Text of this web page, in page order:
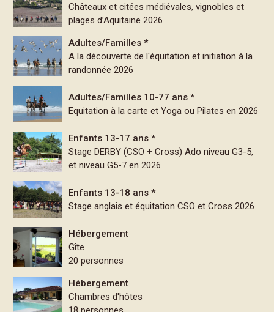
Châteaux et citées médiévales, vignobles et
plages d’Aquitaine 2026
Adultes/Familles *
A la découverte de l'équitation et initiation à la
randonnée 2026
Adultes/Familles 10-77 ans *
Equitation à la carte et Yoga ou Pilates en 2026
Enfants 13-17 ans *
Stage DERBY (CSO + Cross) Ado niveau G3-5,
et niveau G5-7 en 2026
Enfants 13-18 ans *
Stage anglais et équitation CSO et Cross 2026
Hébergement
Gîte
20 personnes
Hébergement
Chambres d'hôtes